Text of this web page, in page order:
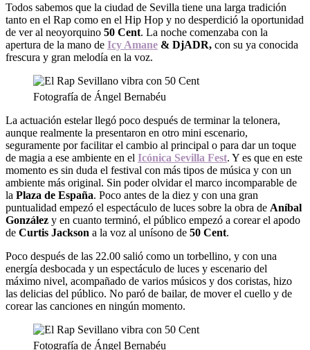
Todos sabemos que la ciudad de Sevilla tiene una larga tradición
tanto en el Rap como en el Hip Hop y no desperdició la oportunidad
de ver al neoyorquino 50 Cent. La noche comenzaba con la
apertura de la mano de Icy Amane & DjADR, con su ya conocida
frescura y gran melodía en la voz.
Fotografía de Ángel Bernabéu
La actuación estelar llegó poco después de terminar la telonera,
aunque realmente la presentaron en otro mini escenario,
seguramente por facilitar el cambio al principal o para dar un toque
de magia a ese ambiente en el Icónica Sevilla Fest. Y es que en este
momento es sin duda el festival con más tipos de música y con un
ambiente más original. Sin poder olvidar el marco incomparable de
la Plaza de España. Poco antes de la diez y con una gran
puntualidad empezó el espectáculo de luces sobre la obra de Aníbal
González y en cuanto terminó, el público empezó a corear el apodo
de Curtis Jackson a la voz al unísono de 50 Cent.
Poco después de las 22.00 salió como un torbellino, y con una
energía desbocada y un espectáculo de luces y escenario del
máximo nivel, acompañado de varios músicos y dos coristas, hizo
las delicias del público. No paró de bailar, de mover el cuello y de
corear las canciones en ningún momento.
Fotografía de Ángel Bernabéu